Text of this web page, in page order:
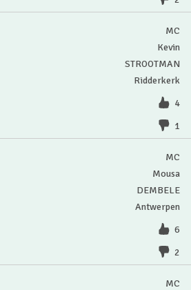
MC
Kevin
STROOTMAN
Ridderkerk
4
1
MC
Mousa
DEMBELE
Antwerpen
6
2
MC